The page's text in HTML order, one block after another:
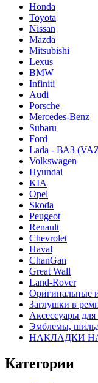
Honda
Toyota
Nissan
Mazda
Mitsubishi
Lexus
BMW
Infiniti
Audi
Porsche
Mercedes-Benz
Subaru
Ford
Lada - ВАЗ
Volkswagen
Hyundai
KIA
Opel
Skoda
Peugeot
Renault
Chevrolet
Haval
ChanGan
Great Wall
Land-Rover
Оригинальные
Заглушки в
Аксессуары для
Эмблемы,
НАКЛАДКИ НА
Категории